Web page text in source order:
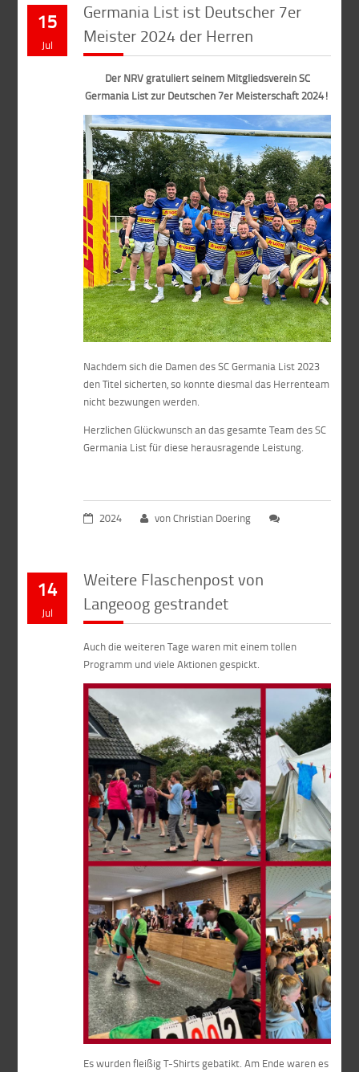
15
Jul
Germania List ist Deutscher 7er
Meister 2024 der Herren
Der NRV gratuliert seinem Mitgliedsverein SC
Germania List zur Deutschen 7er Meisterschaft 2024!
Nachdem sich die Damen des SC Germania List 2023
den Titel sicherten, so konnte diesmal das Herrenteam
nicht bezwungen werden.
Herzlichen Glückwunsch an das gesamte Team des SC
Germania List für diese herausragende Leistung.
2024 von Christian Doering
14
Jul
Weitere Flaschenpost von
Langeoog gestrandet
Auch die weiteren Tage waren mit einem tollen
Programm und viele Aktionen gespickt.
Es wurden fleißig T-Shirts gebatikt. Am Ende waren es